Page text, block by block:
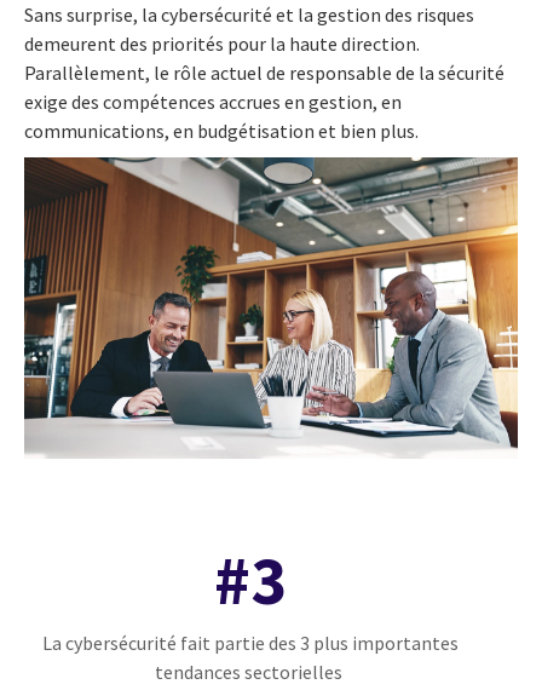
Sans surprise, la cybersécurité et la gestion des risques
demeurent des priorités pour la haute direction.
Parallèlement, le rôle actuel de responsable de la sécurité
exige des compétences accrues en gestion, en
communications, en budgétisation et bien plus.
#3
La cybersécurité fait partie des 3 plus importantes
tendances sectorielles